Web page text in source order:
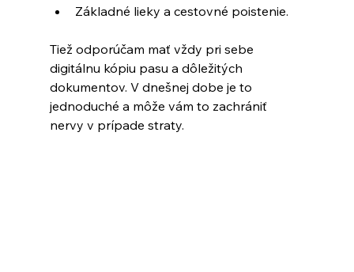
Základné lieky a cestovné poistenie.
Tiež odporúčam mať vždy pri sebe
digitálnu kópiu pasu a dôležitých
dokumentov. V dnešnej dobe je to
jednoduché a môže vám to zachrániť
nervy v prípade straty.